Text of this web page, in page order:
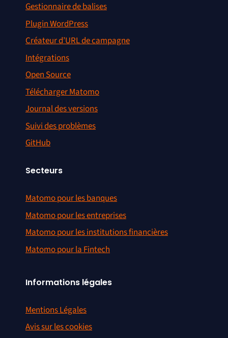
Gestionnaire de balises
Plugin WordPress
Créateur d’URL de campagne
Intégrations
Open Source
Télécharger Matomo
Journal des versions
Suivi des problèmes
GitHub
Secteurs
Matomo pour les banques
Matomo pour les entreprises
Matomo pour les institutions financières
Matomo pour la Fintech
Informations légales
Mentions Légales
Avis sur les cookies